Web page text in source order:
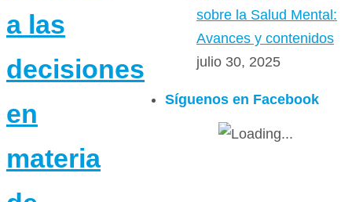
a las
decisiones
en
materia
sobre la Salud Mental:
Avances y contenidos
julio 30, 2025
Síguenos en Facebook